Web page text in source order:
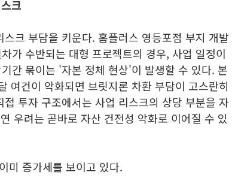
크
크 부담을 키운다. 홈플러스 영등포점 부지 개발
가 수반되는 대형 프로젝트의 경우, 사업 일정이
간 묶이는 '자본 정체 현상'이 발생할 수 있다. 본
여건이 악화되면 브릿지론 차환 부담이 고스란히
투자 구조에서는 사업 리스크의 상당 부분을 자
우려는 곧바로 자산 건전성 악화로 이어질 수 있
미 증가세를 보이고 있다.